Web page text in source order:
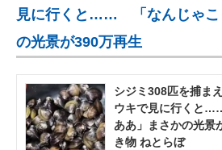
見に行くと…… 「なんじゃこ
の光景が390万再生
シジミ308匹を捕ま
ウキで見に行くと
ああ」まさかの光景
き物 ねとらぼ